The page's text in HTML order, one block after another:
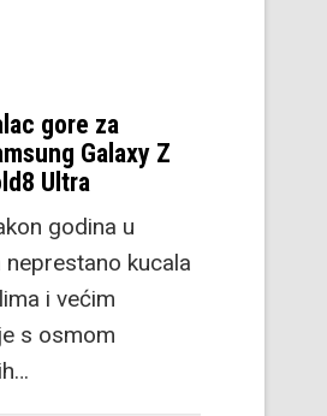
gore za
Galaxy Z
Ultra
godina u
kucala
i većim
s osmom